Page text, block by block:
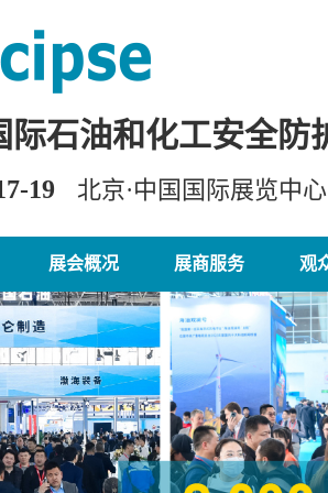
际石油和化工安全防
19 北京·中国国际展览中
展会概况 展商服务 观